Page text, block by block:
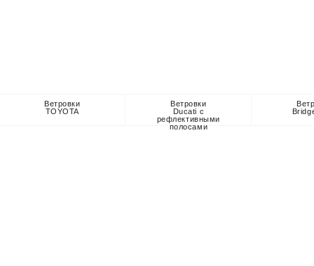
Ветровки
TOYOTA
Ветровки
Ducati с
рефлективными
полосами